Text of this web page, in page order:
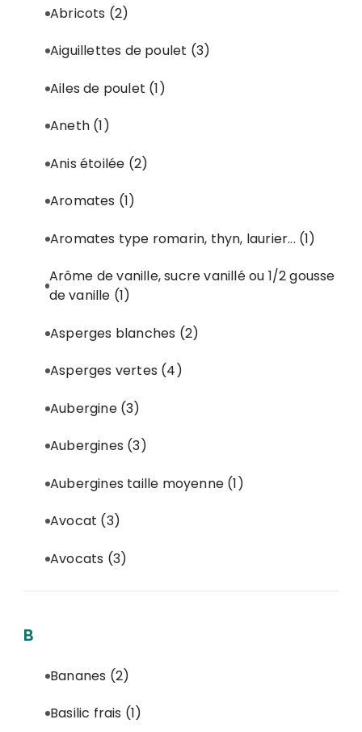
Abricots (2)
Aiguillettes de poulet (3)
Ailes de poulet (1)
Aneth (1)
Anis étoilée (2)
Aromates (1)
Aromates type romarin, thyn, laurier... (1)
Arôme de vanille, sucre vanillé ou 1/2 gousse
de vanille (1)
Asperges blanches (2)
Asperges vertes (4)
Aubergine (3)
Aubergines (3)
Aubergines taille moyenne (1)
Avocat (3)
Avocats (3)
B
Bananes (2)
Basilic frais (1)